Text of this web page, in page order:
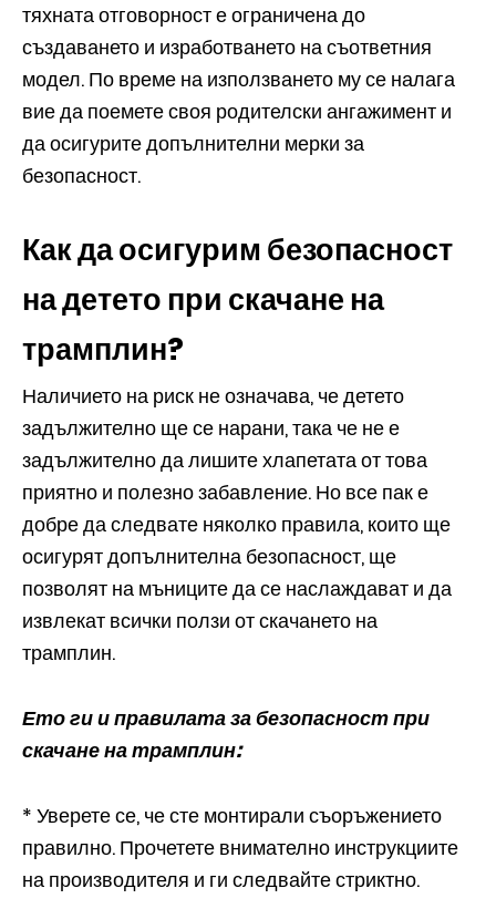
тяхната отговорност е ограничена до
създаването и изработването на съответния
модел. По време на използването му се налага
вие да поемете своя родителски ангажимент и
да осигурите допълнителни мерки за
безопасност.
Как да осигурим безопасност
на детето при скачане на
трамплин?
Наличието на риск не означава, че детето
задължително ще се нарани, така че не е
задължително да лишите хлапетата от това
приятно и полезно забавление. Но все пак е
добре да следвате няколко правила, които ще
осигурят допълнителна безопасност, ще
позволят на мъниците да се наслаждават и да
извлекат всички ползи от скачането на
трамплин.
Ето ги и правилата за безопасност при
скачане на трамплин:
* Уверете се, че сте монтирали съоръжението
правилно. Прочетете внимателно инструкциите
на производителя и ги следвайте стриктно.